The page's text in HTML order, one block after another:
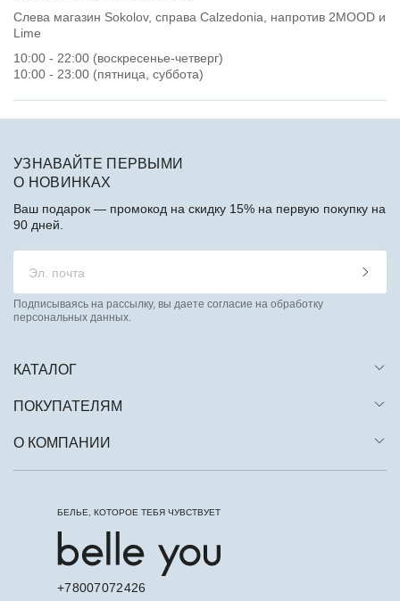
Слева магазин Sokolov, справа Calzedonia, напротив 2MOOD и
Lime
10:00 - 22:00 (воскресенье-четверг)
10:00 - 23:00 (пятница, суббота)
КАТАЛОГ
ПОКУПАТЕЛЯМ
О КОМПАНИИ
УЗНАВАЙТЕ ПЕРВЫМИ
О НОВИНКАХ
Ваш подарок — промокод на скидку 15% на первую покупку на
90 дней.
Подписываясь на рассылку, вы даете согласие на обработку
персональных данных.
БЕЛЬЕ, КОТОРОЕ ТЕБЯ ЧУВСТВУЕТ
+78007072426